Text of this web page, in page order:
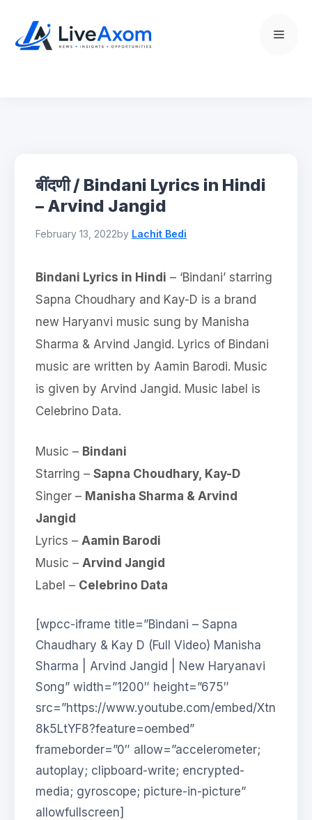
content
Menu
बींदणी / Bindani Lyrics in Hindi
– Arvind Jangid
February 13, 2022by Lachit Bedi
Bindani Lyrics in Hindi – ‘Bindani’ starring
Sapna Choudhary and Kay-D is a brand
new Haryanvi music sung by Manisha
Sharma & Arvind Jangid. Lyrics of Bindani
music are written by Aamin Barodi. Music
is given by Arvind Jangid. Music label is
Celebrino Data.
Music – Bindani
Starring – Sapna Choudhary, Kay-D
Singer – Manisha Sharma & Arvind
Jangid
Lyrics – Aamin Barodi
Music – Arvind Jangid
Label – Celebrino Data
[wpcc-iframe title=”Bindani – Sapna
Chaudhary & Kay D (Full Video) Manisha
Sharma | Arvind Jangid | New Haryanavi
Song” width=”1200″ height=”675″
src=”https://www.youtube.com/embed/Xtn
8k5LtYF8?feature=oembed”
frameborder=”0″ allow=”accelerometer;
autoplay; clipboard-write; encrypted-
media; gyroscope; picture-in-picture”
allowfullscreen]